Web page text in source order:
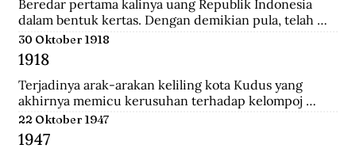
Presiden No.14 Tahun 1967 tentang perayaan
masyarakat Tionghoa.
Beredar pertama kalinya uang Republik Indonesia
dalam bentuk kertas. Dengan demikian pula, telah
diresmikan bahwa uang Jepang dan Javasche Bank
tidak berlaku lagi.
30 Oktober 1918
1918
Terjadinya arak-arakan keliling kota Kudus yang
akhirnya memicu kerusuhan terhadap kelompoj
Tionghoa disana.
22 Oktober 1947
1947